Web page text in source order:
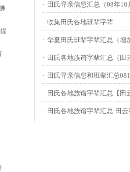
· 田氏寻亲信息汇总（08年10
· 收集田氏各地班辈字辈
· 华夏田氏班辈字辈汇总（增
· 田氏各地族谱字辈汇总（田
· 田氏寻亲信息和班辈汇总
· 田氏各地族谱字辈汇总【田
· 田氏各地族谱字辈汇总·田